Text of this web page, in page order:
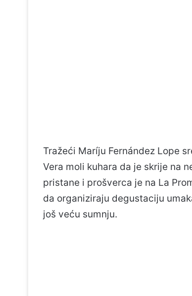
Tražeći Maríju Fernández Lope
Vera moli kuhara da je skrije na
pristane i prošverca je na La
da organiziraju degustaciju
još veću sumnju.